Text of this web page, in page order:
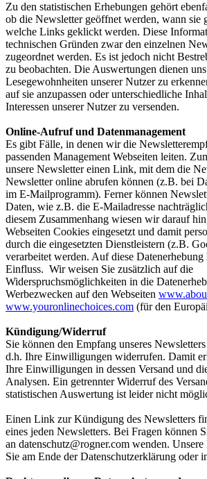
Zu den statistischen Erhebungen gehört
ob die Newsletter geöffnet werden, wann sie
welche Links geklickt werden. Diese
technischen Gründen zwar den einzelnen
zugeordnet werden. Es ist jedoch nicht
zu beobachten. Die Auswertungen dienen
Lesegewohnheiten unserer Nutzer zu
auf sie anzupassen oder unterschiedliche
Interessen unserer Nutzer zu versenden.
Online-Aufruf und Datenmanagement
Es gibt Fälle, in denen wir die
passenden Management Webseiten leiten.
unsere Newsletter einen Link, mit dem die
Newsletter online abrufen können (z.B. bei
im E-Mailprogramm). Ferner können
Daten, wie z.B. die E-Mailadresse
diesem Zusammenhang wiesen wir darauf
Webseiten Cookies eingesetzt und damit
durch die eingesetzten Dienstleistern (z.B.
verarbeitet werden. Auf diese
Einfluss. Wir weisen Sie zusätzlich auf die
Widerspruchsmöglichkeiten in die
Werbezwecken auf den Webseiten
www.youronlinechoices.com (für den
Kündigung/Widerruf
Sie können den Empfang unseres
d.h. Ihre Einwilligungen widerrufen. Damit
Ihre Einwilligungen in dessen Versand und
Analysen. Ein getrennter Widerruf des
statistischen Auswertung ist leider nicht
Einen Link zur Kündigung des Newsletters
eines jeden Newsletters. Bei Fragen können
an datenschutz@rogner.com wenden.
Sie am Ende der Datenschutzerklärung oder